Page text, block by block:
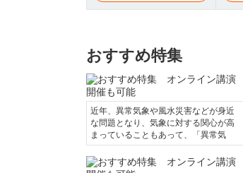
おすすめ特集
近年、異常気象や風水災害などが身近
な問題となり、気象に対する関心が高
まっていることもあって、「異常気